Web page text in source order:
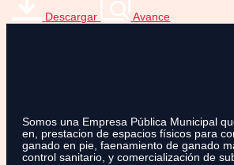
Descargar Avance
Somos una Empresa Pública Municipal
en, prestacion de espacios físicos para
ganado en pie, faenamiento de ganado
control sanitario, y comercialización de